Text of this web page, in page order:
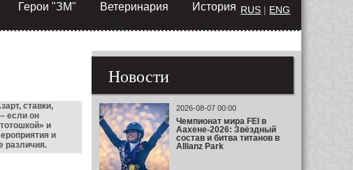
Герои "ЗМ" Ветеринария
История RUS | ENG
ставки,
если он
и
и
различия.
Новости
2026-08-07 00:00
Чемпионат мира FEI в
Аахене-2026: Звёздный
состав и битва титанов в
Allianz Park